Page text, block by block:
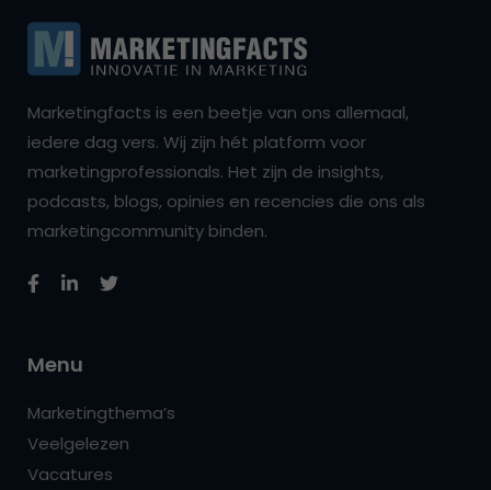
Marketingfacts is een beetje van ons allemaal,
iedere dag vers. Wij zijn hét platform voor
marketingprofessionals. Het zijn de insights,
podcasts, blogs, opinies en recencies die ons als
marketingcommunity binden.
Menu
Marketingthema’s
Veelgelezen
Vacatures